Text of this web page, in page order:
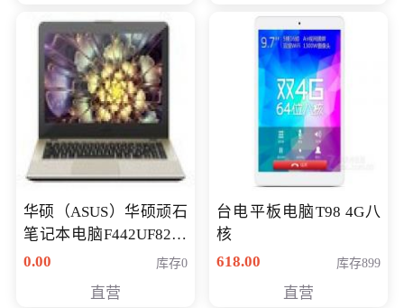
华硕（ASUS）华硕顽石
笔记本电脑F442UF8250
八代独显轻薄办公商务
0.00 库存0
直营
台电平板电脑T98 4G八
核
618.00
库存899
直营